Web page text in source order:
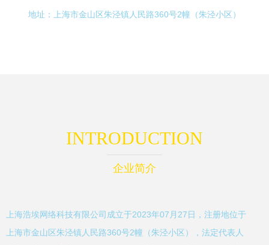
地址：上海市金山区朱泾镇人民路360号2幢（朱泾小区）
INTRODUCTION
企业简介
上海浩埃网络科技有限公司成立于2023年07月27日，注册地位于
上海市金山区朱泾镇人民路360号2幢（朱泾小区），法定代表人